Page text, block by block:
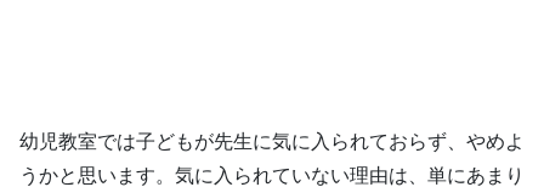
幼児教室では子どもが先生に気に入られておらず、やめよ
うかと思います。気に入られていない理由は、単にあまり